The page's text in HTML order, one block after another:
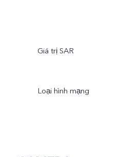
Giá trị SAR
Loại hình mạng